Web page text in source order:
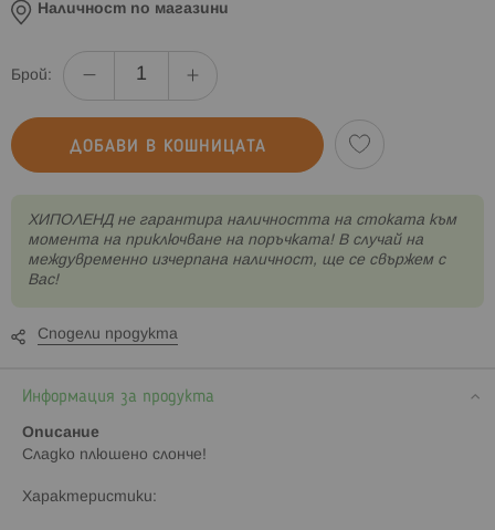
Наличност по магазини
Брой:
ДОБАВИ В КОШНИЦАТА
XИПОЛЕНД не гарантира наличността на стоката към
момента на приключване на поръчката! В случай на
междувременно изчерпана наличност, ще се свържем с
Вас!
Сподели продукта
Информация за продукта
Описание
Сладко плюшено слонче!
Характеристики: